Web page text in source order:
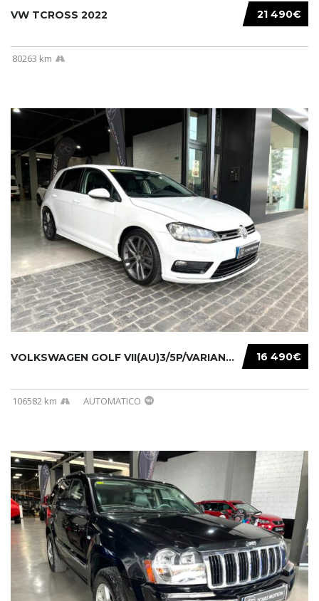
21 490€
VW TCROSS 2022
80263 km
16 490€
VOLKSWAGEN GOLF VII(AU)3/5P/VARIANT(12-16 20...
106582 km AUTOMATICO